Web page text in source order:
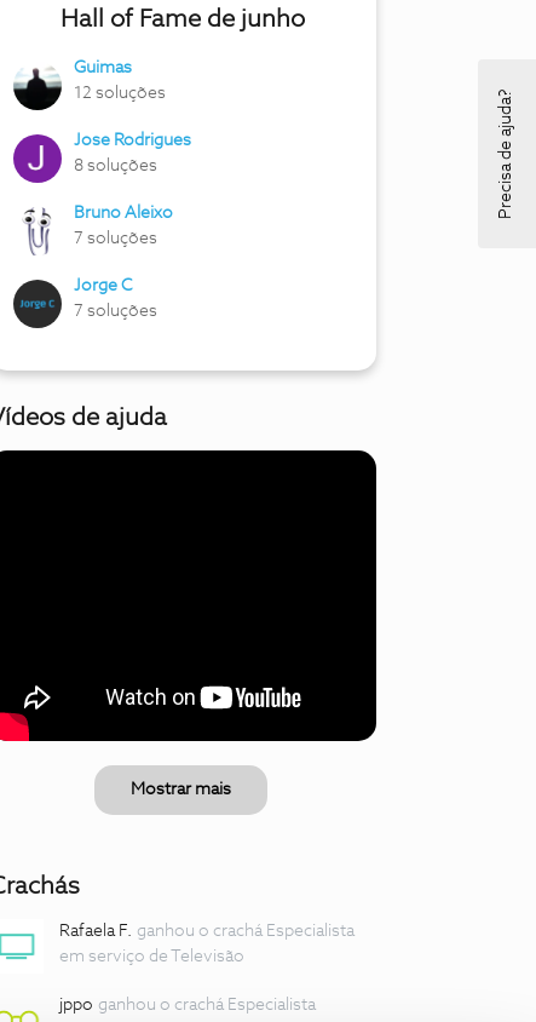
Hall of Fame de junho
Guimas
12 soluções
Jose Rodrigues
8 soluções
Bruno Aleixo
7 soluções
Jorge C
7 soluções
de ajuda
Mostrar mais
Rafaela F. ganhou o crachá Especialista
em serviço de Televisão
jppo ganhou o crachá Especialista
Precisa de ajuda?